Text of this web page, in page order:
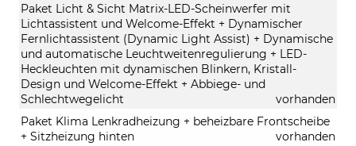
Paket Licht & Sicht Matrix-LED-Scheinwerfer mit
Lichtassistent und Welcome-Effekt + Dynamischer
Fernlichtassistent (Dynamic Light Assist) + Dynamische
und automatische Leuchtweitenregulierung + LED-
Heckleuchten mit dynamischen Blinkern, Kristall-
Design und Welcome-Effekt + Abbiege- und
Schlechtwegelicht
vorhanden
Paket Klima Lenkradheizung + beheizbare Frontscheibe
+ Sitzheizung hinten
vorhanden